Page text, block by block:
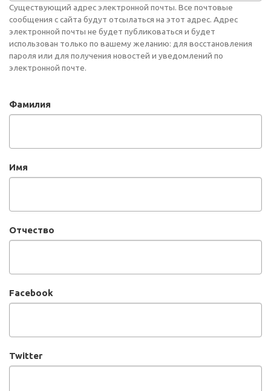
Существующий адрес электронной почты. Все почтовые
сообщения с сайта будут отсылаться на этот адрес. Адрес
электронной почты не будет публиковаться и будет
использован только по вашему желанию: для восстановления
пароля или для получения новостей и уведомлений по
электронной почте.
Фамилия
Имя
Отчество
Facebook
Twitter